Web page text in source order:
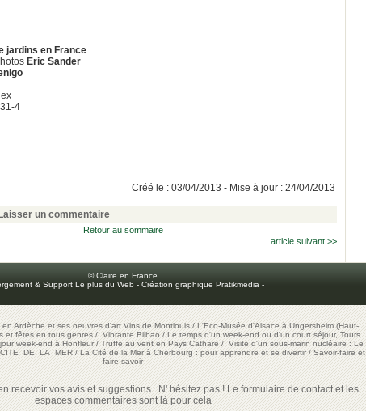
jardins en France
Eric Sander
4
Créé le : 03/04/2013 - Mise à jour : 24/04/2013
Laisser un commentaire
Retour au sommaire
article suivant >>
© Claire en France
& Support Le plus du Web - Création graphique Pratikmedia -
Ardèche et ses oeuvres d'art Vins de Montlouis/L'Eco-Musée d'Alsace à Ungersheim (Haut-
et fêtes en tous genres/Vibrante Bilbao/Le temps d'un week-end ou d'un court séjour, Tours
week-end à Honfleur/Truffe au vent en Pays Cathare/Visite d'un sous-marin nucléaire : Le
CITE DE LA MER/La Cité de la Mer à Cherbourg : pour apprendre et se divertir/Savoir-faire et
faire-savoir
recevoir vos avis et suggestions. N' hésitez pas ! Le formulaire de contact et les
espaces commentaires sont là pour cela